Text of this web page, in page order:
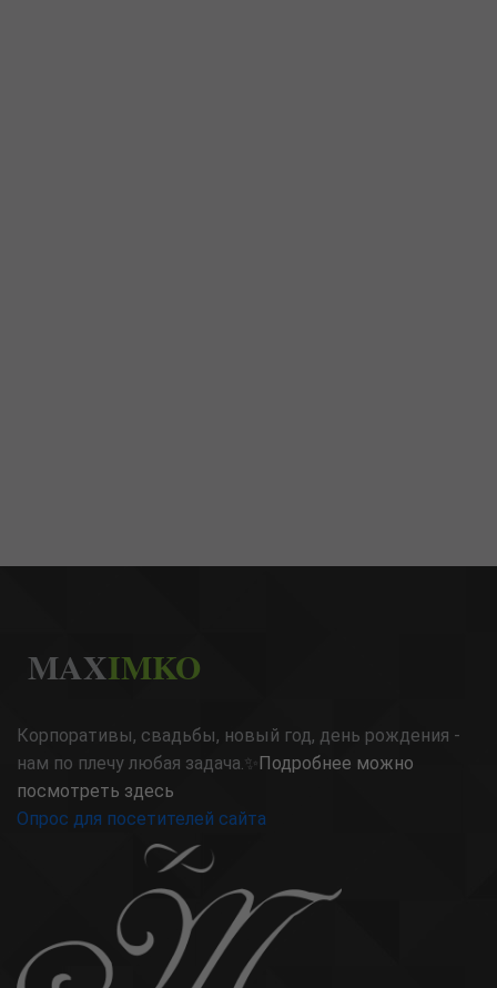
MAXIMKO
Корпоративы, свадьбы, новый год, день рождения -
нам по плечу любая задача.✨Подробнее можно
посмотреть здесь
Опрос для посетителей сайта